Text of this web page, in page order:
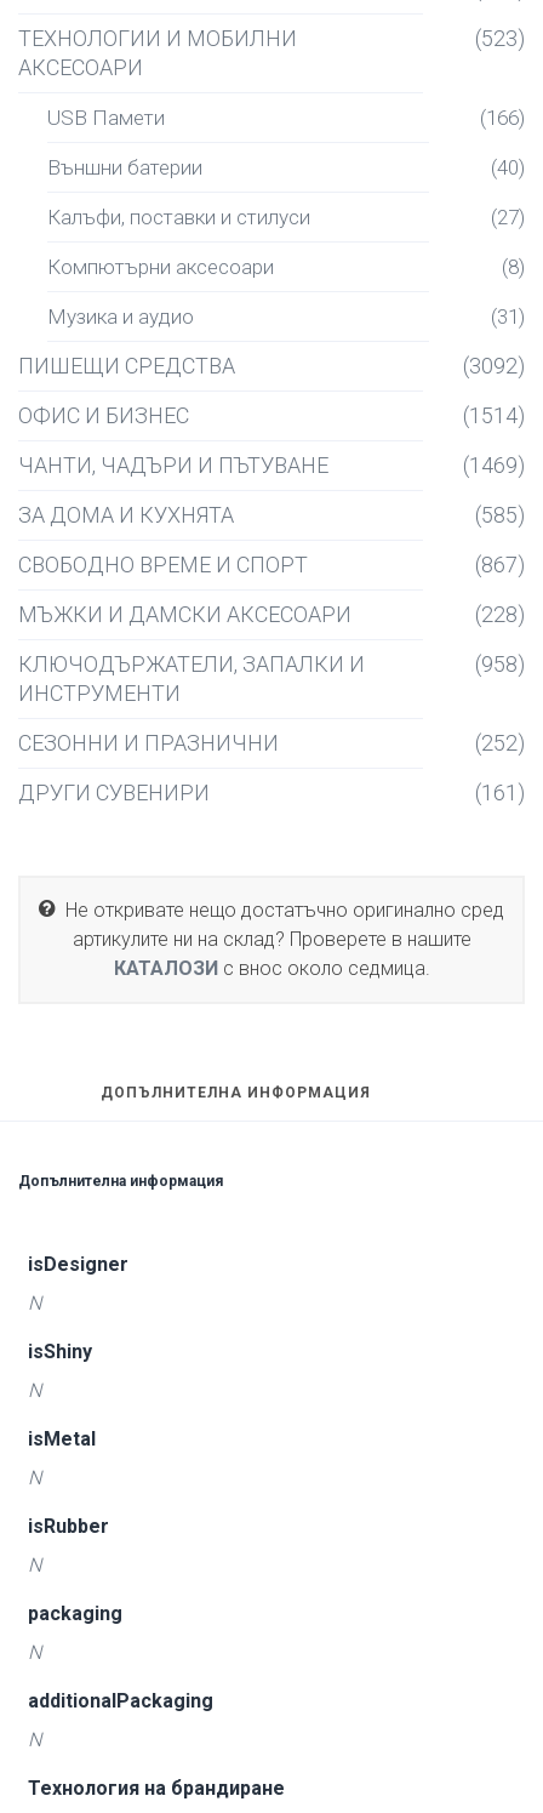
ТЕХНОЛОГИИ И МОБИЛНИ
АКСЕСОАРИ
(523)
USB Памети (166)
Външни батерии (40)
Калъфи, поставки и стилуси (27)
Компютърни аксесоари (8)
Музика и аудио (31)
ПИШЕЩИ СРЕДСТВА
(3092)
ОФИС И БИЗНЕС
(1514)
ЧАНТИ, ЧАДЪРИ И ПЪТУВАНЕ
(1469)
ЗА ДОМА И КУХНЯТА
(585)
СВОБОДНО ВРЕМЕ И СПОРТ
(867)
МЪЖКИ И ДАМСКИ АКСЕСОАРИ
(228)
КЛЮЧОДЪРЖАТЕЛИ, ЗАПАЛКИ И
ИНСТРУМЕНТИ
(958)
СЕЗОННИ И ПРАЗНИЧНИ
(252)
ДРУГИ СУВЕНИРИ
(161)
Не откривате нещо достатъчно оригинално сред
артикулите ни на склад? Проверете в нашите
КАТАЛОЗИс внос около седмица.
ДОПЪЛНИТЕЛНА ИНФОРМАЦИЯ
Допълнителна информация
isDesigner
N
isShiny
N
isMetal
N
isRubber
N
packaging
N
additionalPackaging
N
Технология на брандиране